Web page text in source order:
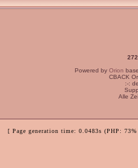
Powered by Orion
CBACK
:-:
Alle
[ Page generation time: 0.0483s (PHP: